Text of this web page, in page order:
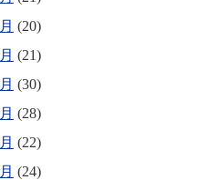
(20)
(21)
(30)
(28)
(22)
(24)